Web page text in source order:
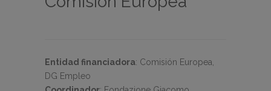
Entidad financiadora: Comisión Europea,
DG Empleo